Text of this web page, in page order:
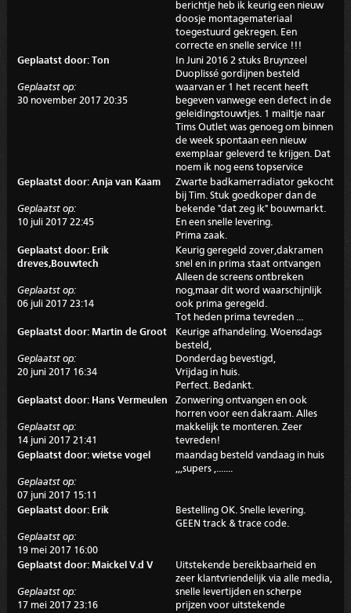
berichtje heb ik keurig een nieuw
doosje montagemateriaal
toegestuurd gekregen. Een
correcte en snelle service !!!
Geplaatst door: Ton
Geplaatst op:
30 november 2017 20:35
In Juni 2016 2 stuks Bruynzeel
Duoplissé gordijnen besteld
waarvan er 1 het recent heeft
begeven vanwege een defect in de
geleidingstouwtjes. 1 mailtje naar
Tims Outlet was genoeg om binnen
de week spontaan een nieuw
exemplaar geleverd te krijgen. Dat
noem ik nog eens topservice
Geplaatst door: Anja van Kaam
Geplaatst op:
10 juli 2017 22:45
Zwarte badkamerradiator gekocht
bij Tim. Stuk goedkoper dan de
bekende "dat zeg ik" bouwmarkt.
En een snelle levering.
Prima zaak.
Geplaatst door: Erik
dreves,Bouwtech
Geplaatst op:
06 juli 2017 23:14
Keurig geregeld zover,dakramen
snel en in prima staat ontvangen
Alleen de screens ontbreken
nog,maar dit word waarschijnlijk
ook prima geregeld.
Tot heden prima tevreden ...
Geplaatst door: Martin de Groot
Geplaatst op:
20 juni 2017 16:34
Keurige afhandeling. Woensdags
besteld,
Donderdag bevestigd,
Vrijdag in huis.
Perfect. Bedankt.
Geplaatst door: Hans Vermeulen
Geplaatst op:
14 juni 2017 21:41
Zonwering ontvangen en ook
horren voor een dakraam. Alles
makkelijk te monteren. Zeer
tevreden!
Geplaatst door: wietse vogel
Geplaatst op:
07 juni 2017 15:11
maandag besteld vandaag in huis
,,,supers ,.......
Geplaatst door: Erik
Geplaatst op:
19 mei 2017 16:00
Bestelling OK. Snelle levering.
GEEN track & trace code.
Geplaatst door: Maickel V.d V
Geplaatst op:
17 mei 2017 23:16
Uitstekende bereikbaarheid en
zeer klantvriendelijk via alle media,
snelle levertijden en scherpe
prijzen voor uitstekende